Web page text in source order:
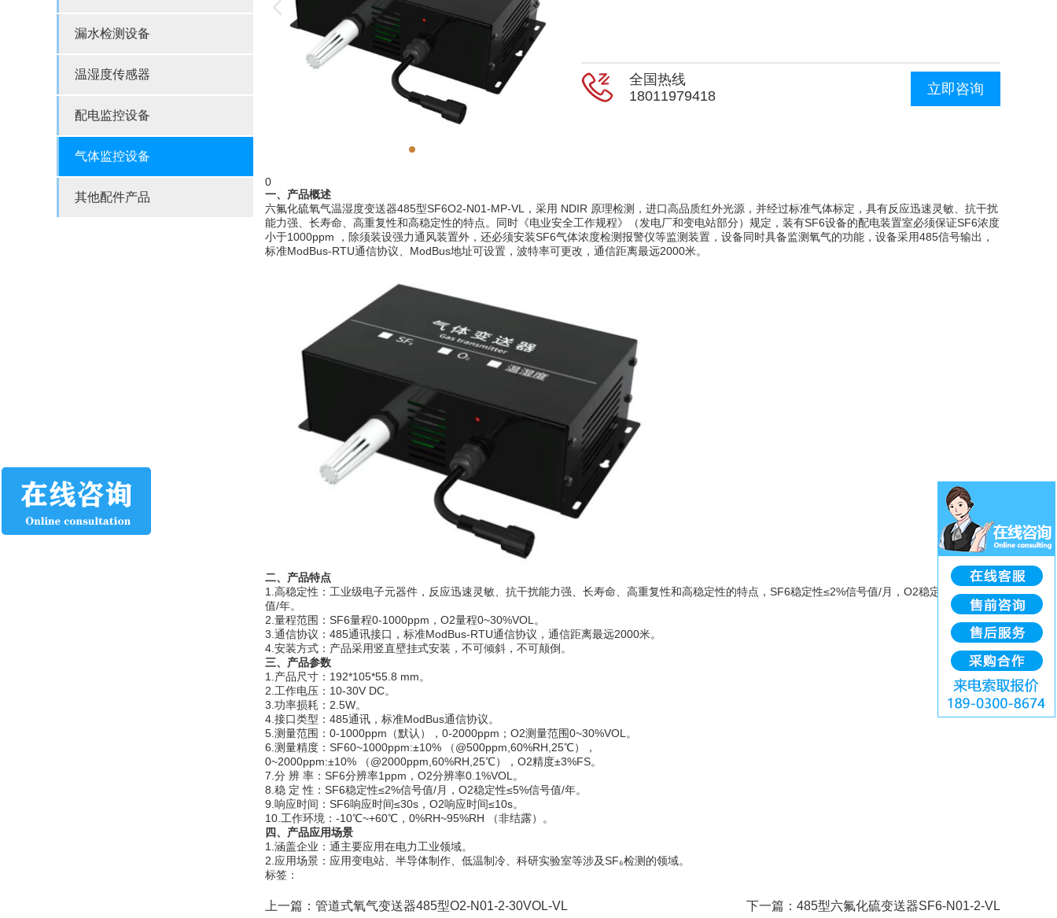
漏水检测设备
温湿度传感器
配电监控设备
气体监控设备
其他配件产品
全国热线
18011979418
立即咨询
0
一、 产品概述
六氟化硫氧气温湿度变送器485型SF6O2-N01-MP-VL，采用 NDIR 原理检测，进口高品质红外光源，并经过标准气体标定，具有反应迅速灵敏、抗干扰
能力强、长寿命、高重复性和高稳定性的特点。同时《电业安全工作规程》（发电厂和变电站部分）规定，装有SF6设备的配电装置室必须保证SF6浓度
小于1000ppm ，除须装设强力通风装置外，还必须安装SF6气体浓度检测报警仪等监测装置，设备同时具备监测氧气的功能，设备采用485信号输出，
标准ModBus-RTU通信协议、ModBus地址可设置，波特率可更改，通信距离最远2000米。
二、产品特点
1.高稳定性：工业级电子元器件，反应迅速灵敏、抗干扰能力强、长寿命、高重复性和高稳定性的特点，SF6稳定性≤2%信号值/月，O2稳定性≤5%信号
值/年。
2.量程范围：SF6量程0-1000ppm，O2量程0~30%VOL。
3.通信协议：485通讯接口，标准ModBus-RTU通信协议，通信距离最远2000米。
4.安装方式：产品采用竖直壁挂式安装，不可倾斜，不可颠倒。
三、产品参数
1.产品尺寸：192*105*55.8 mm。
2.工作电压：10-30V DC。
3.功率损耗：2.5W。
4.接口类型：485通讯，标准ModBus通信协议。
5.测量范围：0-1000ppm（默认），0-2000ppm；O2测量范围0~30%VOL。
6.测量精度：SF60~1000ppm:±10% （@500ppm,60%RH,25℃），
0~2000ppm:±10% （@2000ppm,60%RH,25℃），O2精度±3%FS。
7.分 辨 率：SF6分辨率1ppm，O2分辨率0.1%VOL。
8.稳 定 性：SF6稳定性≤2%信号值/月，O2稳定性≤5%信号值/年。
9.响应时间：SF6响应时间≤30s，O2响应时间≤10s。
10.工作环境：-10℃~+60℃，0%RH~95%RH （非结露）。
四、产品应用场景
1.涵盖企业：通主要应用在电力工业领域。
2.应用场景：应用变电站、半导体制作、低温制冷、科研实验室等涉及SF₆检测的领域。
标签：
上一篇： 管道式氧气变送器485型O2-N01-2-30VOL-VL 下一篇： 485型六氟化硫变送器SF6-N01-2-VL